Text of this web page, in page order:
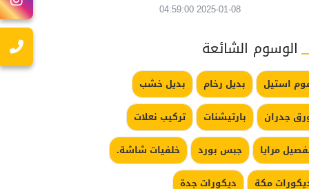
2025-01-08 04:59:00
الوسوم الشائعة
استيل بديل رخام
بديل خشب
جدران
بارتيشنات
تركيب نعلات
مرايا
جبس بورد
خلفيات شاشة.
مكة
ديكورات جدة